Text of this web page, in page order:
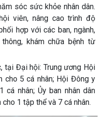
sóc sức khỏe nhân dân.
viên, nâng cao trình độ
hợp với các ban, ngành,
khám chữa bệnh từ
tại Đại hội: Trung ương Hội
cho 5 cá nhân; Hội Đông y
cá nhân; Ủy ban nhân dân
1 tập thể và 7 cá nhân.